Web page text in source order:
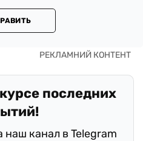
последних
канал в Telegram